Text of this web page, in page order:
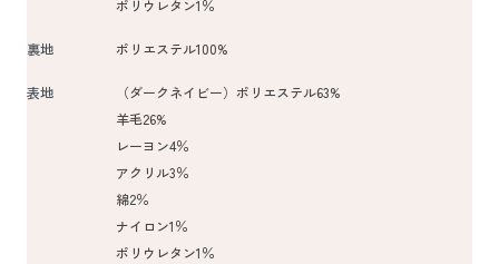
ポリウレタン1％
裏地 ポリエステル100%
表地
（ダークネイビー）ポリエステル63%
羊毛26%
レーヨン4％
アクリル3％
綿2％
ナイロン1％
ポリウレタン1％